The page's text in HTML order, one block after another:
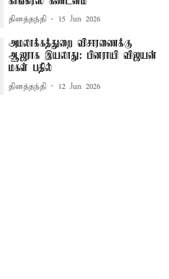
தினத்தந்தி 15 Jun 2026
அமலாக்கத்துறை விசாரணைக்கு
ஆஜராக இயலாது: பினராயி விஜயன்
மகள் பதில்
தினத்தந்தி 12 Jun 2026